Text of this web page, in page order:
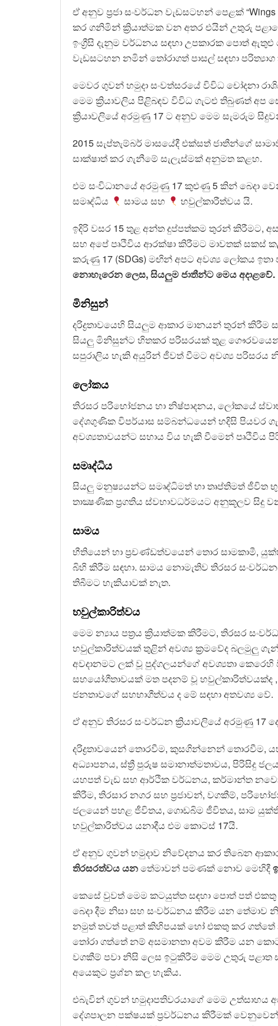
ඒ අනුව ප්‍රජා සංවර්ධන වැඩසටහන් පෙළක්
කර ගනිමින් ක්‍රියාත්මක වන අතර එයින් උතුරු
ඉංග්‍රීසි දැනුම වර්ධනය සඳහා උපකාරක පොත්
වැඩසටහන නමින් තෝරාගත් පාසල් සඳහා
මෙවර ගුවන් හමුදා සංවත්සරයේ විවිධ චෝදනා
මෙම ක්‍රියාවලිය පිළිබඳව විවිධ ගැටළු තිබුණත් අප
ක්‍රියාවලියේ අරමුණු 17 ට අනුව මෙම සැමරුම
2015 සැප්තැම්බර් මාසයේදී එක්සත් ජාතීන්ගේ
සාක්ෂාත් කර ගැනීමේ සැලැස්මක් අනුමත කළහ.
එම සංවිධානයේ අරමුණු 17 කුළුණු 5 කින් බෙදා
සමෘද්ධිය
සාමය සහ
හවුල්කාරීත්වය යි.
ඉදිරි වසර 15 තුළ අන්ත දුප්පත්කම තුරන් කිරීමට,
සහ අපේ පෘථිවිය ආරක්ෂා කිරීමට මාවතක් සකස්
කරුණු 17 (SDGs) මඟින් අපට අවශ්‍ය ලෝකය
නොහැරෙන ලෙස, සියලුම ජාතීන්ට මෙය අදාළවේ.
මිනිසුන්
දරිද්‍රතාවයෙහි සියලුම ආකාර මානයන් තුරන්
සියලු මිනිසුන්ට හිතකර පරිසරයක් තුළ
සපුරාලිය හැකි අයුරින් ජීවත් වීමට අවශ්‍ය පරිසරය
ලෝකය
තිරසර පරිභෝජනය හා නිෂ්පාදනය, ලෝකයේ
දේශගුණික විපර්යාස සම්බන්ධයෙන් හදිසි පියවර
අවශ්‍යතාවයන්ට සහාය විය හැකි වීමෙන් පෘථිවිය
සමෘද්ධිය
සියලු මනුෂ්‍යයන්ට සමෘද්ධිමත් හා තෘප්තිමත් ජීවිත
තාක්‍ෂණික ප්‍රගතිය ස්වභාවධර්මයට අනුකූලව සිදු
සාමය
භීතියෙන් හා ප්‍රචණ්ඩත්වයෙන් තොර සාමකාමී,
බිහි කිරීම සඳහා. සාමය නොමැතිව තිරසර
තිබීමට හැකියාවක් නැත.
හවුල්කාරිත්වය
මෙම න්‍යාය පත්‍රය ක්‍රියාත්මක කිරීමට, තිරසර
හවුල්කාරිත්වයක් තුළින් අවශ්‍ය ක්‍රමවේද බලමුලු
අවදානමට ලක් වූ පුද්ගලයන්ගේ අවශ්‍යතා
සහයෝගීතාවයක්‌ මත පදනම් වූ
ජනතාවගේ සහභාගීත්වය ද මේ සඳහා අතවශ්‍ය වේ.
ඒ අනුව තිරසර සංවර්ධන ක්‍රියාවලියේ අරමුණු 17
දරිද්‍රතාවයෙන් තොරවීම, කුසගින්නෙන් තොරවීම,
අධ්‍යාපනය, ස්ත්‍රී පුරුෂ සමානාත්මතාවය, පිරිසිදු
යහපත් වැඩ සහ ආර්ථික වර්ධනය, කර්මාන්ත
කිරීම, තිරසාර නගර සහ ප්‍රජාවන්, වගකීම්,
ජලයෙන් පහළ ජීවිතය, ගොඩබිම ජීවිතය, සාම
හවුල්කාරිත්වය යනාදීය එම කොටස් 17යි.
ඒ අනුව ගුවන් හමුදාව නිවේදනය කර තිබෙන
තිරසරත්වය යනතේමාවන් පමණක් නොව මෙහිදී
කෙසේ වුවත් මෙම කටයුත්ත සඳහා පොත් පත්
බෙදා දීම නිසා සහ සංවර්ධනය කිරීම යන
නමුත් තවත් පළාත් කිහිපයක් හෝ එකතු කර
තෝරා ගත්තේ නම් අසමානතා අවම කිරීම යන
වගකීම් පවා නිසි ලෙස ඉටුකිරීම මෙම උතුරු
අයෙකුට ප්‍රශ්න කල හැකිය.
එබැවින් ගුවන් හමුදාපතිවරයාගේ මෙම
දේශපාලන පක්ෂයක් ප්‍රවර්ධනය කිරීමක්